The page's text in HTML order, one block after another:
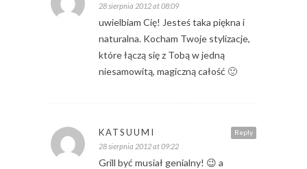
28 sierpnia 2012 at 08:09
uwielbiam Cię! Jesteś taka piękna i
naturalna. Kocham Twoje stylizacje,
które łączą się z Tobą w jedną
niesamowitą, magiczną całość 🙂
Reply
KATSUUMI
28 sierpnia 2012 at 09:22
Grill być musiał genialny! 😉 a